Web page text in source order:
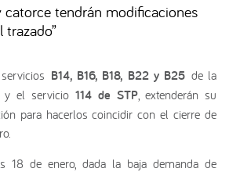
catorce tendrán modificaciones
trazado”
B14, B16, B18, B22 y B25 de la
y el servicio114 de STP, extenderán su
para hacerlos coincidir con el cierre de
18 de enero, dada la baja demanda de